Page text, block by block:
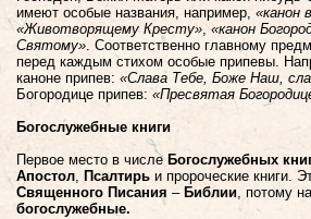
имеют особые названия, например, «канон
«Животворящему Кресту», «канон
Святому». Соответственно главному
перед каждым стихом особые припевы.
каноне припев: «Слава Тебе, Боже Наш,
Богородице припев: «Пресвятая
Богослужебные книги
Первое место в числе Богослужебных
Апостол, Псалтирьи пророческие книги.
Священного Писания – Библии, потому
богослужебные.